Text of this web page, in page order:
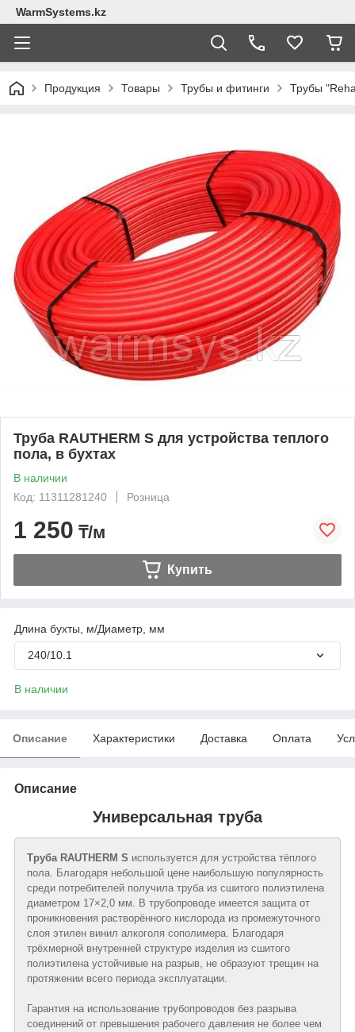
WarmSystems.kz
Продукция Товары Трубы и фитинги Трубы
Труба RAUTHERM S для устройства теплого
пола, в бухтах
В наличии
Код: 11311281240
Розница
1 250 ₸/м
Купить
Длина бухты, м/Диаметр, мм
240/10.1
В наличии
Описание Характеристики Доставка Оплата
Описание
Универсальная труба
Труба RAUTHERM S используется для устройства тёплого
пола. Благодаря небольшой цене наибольшую популярность
среди потребителей получила труба из сшитого полиэтилена
диаметром 17×2,0 мм. В трубопроводе имеется защита от
проникновения растворённого кислорода из промежуточного
слоя этилен винил алкоголя сополимера. Благодаря
трёхмерной внутренней структуре изделия из сшитого
полиэтилена устойчивые на разрыв, не образуют трещин на
протяжении всего периода эксплуатации.
Гарантия на использование трубопроводов без разрыва
соединений от превышения рабочего давления не более чем